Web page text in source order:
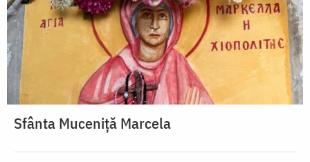
Sfânta Muceniță Marcela